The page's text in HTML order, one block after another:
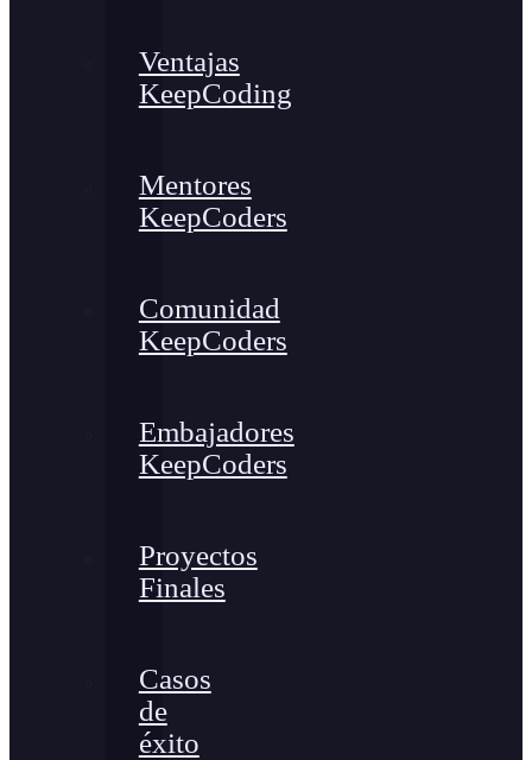
Ventajas
KeepCoding
Mentores
KeepCoders
Comunidad
KeepCoders
Embajadores
KeepCoders
Proyectos
Finales
Casos
de
éxito